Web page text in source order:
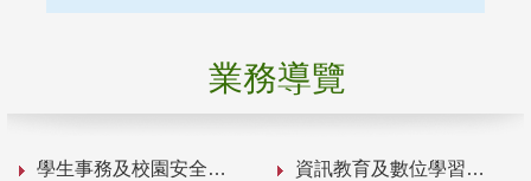
業務導覽
學生事務及校園安全 資訊教育及數位學習